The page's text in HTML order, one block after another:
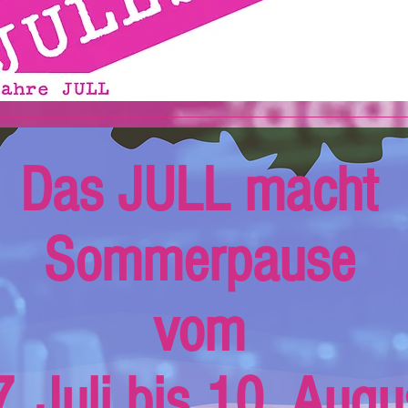
Das JULL macht
Sommerpause
vom